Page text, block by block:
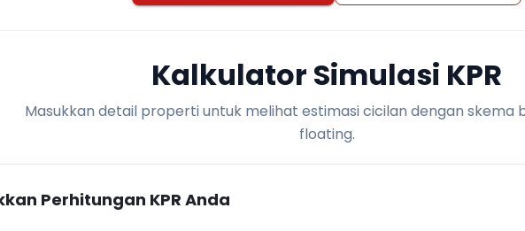
Kalkulator Simulasi KPR
Masukkan detail properti untuk melihat estimasi cicilan dengan skema
floating.
Perhitungan KPR Anda